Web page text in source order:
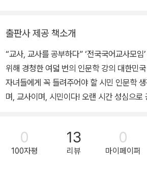
0년부터 고려대 불어불문학과 명예 교수였다
현실주의 시를 연구하며 번역가로서 생텍쥐페
당, 1982 ; 열린책들, 2015)를, 현대시 평론
이』(문학과지성사, 2002)를 출간 한 바 있
활동을 펼쳐, 2012년 비평집『잘 표현된 불행
터 벤야민의 『보들레르의 작품에 나타난 제
아폴리네르의 『알코올』(열린책들, 2010),
주의 선언』(미메시스, 2012), 보들레르의 『
출판사 제공 책소개
“교사, 교사를 공부하다” ‘전국국어교사모임’ 교사들이 미래 교육을
위해 경청한 여덟 번의 인문학 강의 대한민
자녀들에게 꼭 들려주어야 할 시민 인문학 생각할 때 비로소 학생이
며, 교사이며, 시민이다! 오랜 시간 성심으로 공력을 쌓아온 ‘스승’들
간이 많이 흐른 뒤 2016년의 한국사회를
격동의 한 시기였다고 할 수 있을 것이다. 온
밝히며 시대의 어둠을 몰아내려고 애썼고,
0
100자평
13
리뷰
0
마이페이퍼